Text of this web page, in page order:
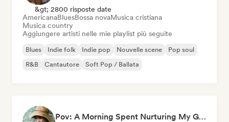
&gt; 2800 risposte date
AmericanaBluesBossa novaMusica cristiana
Musica country
Aggiungere artisti nelle mie playlist più seguite
Blues Indie folk Indie pop Nouvelle scene
Pop soul
R&B
Cantautore Soft Pop / Ballata
Pov: A Morning Spent Nurturing My Garden